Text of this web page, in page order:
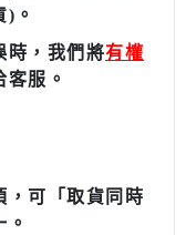
) 。
時，我們將有權
客服。
，可「 取貨同時
。